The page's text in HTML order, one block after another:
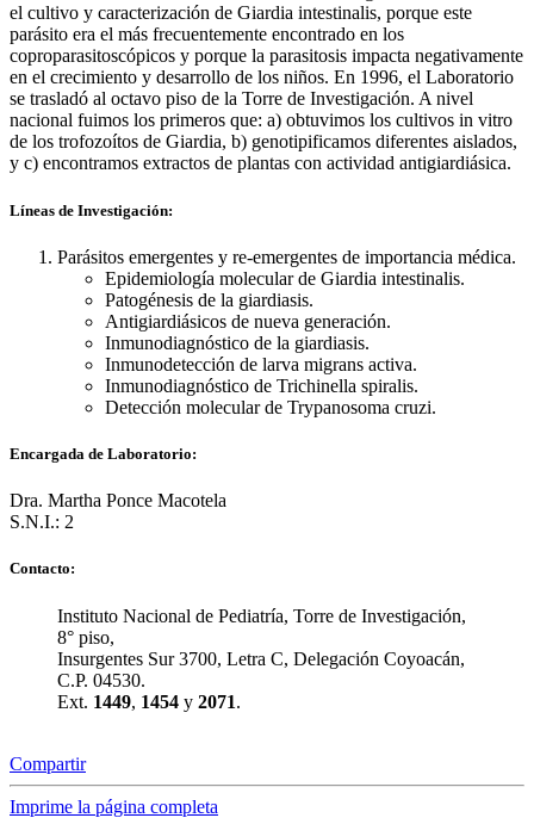
el cultivo y caracterización de Giardia intestinalis, porque este
parásito era el más frecuentemente encontrado en los
coproparasitoscópicos y porque la parasitosis impacta negativamente
en el crecimiento y desarrollo de los niños. En 1996, el Laboratorio
se trasladó al octavo piso de la Torre de Investigación. A nivel
nacional fuimos los primeros que: a) obtuvimos los cultivos in vitro
de los trofozoítos de Giardia, b) genotipificamos diferentes aislados,
y c) encontramos extractos de plantas con actividad antigiardiásica.
Líneas de Investigación:
Parásitos emergentes y re-emergentes de importancia médica.
Epidemiología molecular de Giardia intestinalis.
Patogénesis de la giardiasis.
Antigiardiásicos de nueva generación.
Inmunodiagnóstico de la giardiasis.
Inmunodetección de larva migrans activa.
Inmunodiagnóstico de Trichinella spiralis.
Detección molecular de Trypanosoma cruzi.
Encargada de Laboratorio:
Dra. Martha Ponce Macotela
S.N.I.: 2
Contacto:
Instituto Nacional de Pediatría, Torre de Investigación,
8° piso,
Insurgentes Sur 3700, Letra C, Delegación Coyoacán,
C.P. 04530.
Ext. 1449, 1454 y 2071.
Compartir
Imprime la página completa